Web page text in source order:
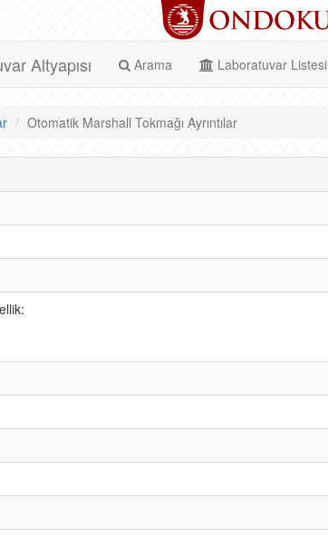
Altyapısı Arama Laboratuvar Listesi
Otomatik Marshall Tokmağı Ayrıntılar